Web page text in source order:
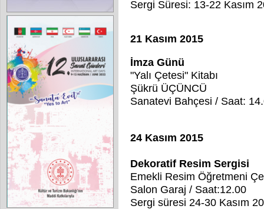
Sergi Süresi: 13-22 Kasım
21 Kasım 2015
İmza Günü
"Yalı Çetesi" Kitabı
Şükrü ÜÇÜNCÜ
Sanatevi Bahçesi / Saat:
24 Kasım 2015
Dekoratif Resim Sergisi
Emekli Resim Öğretmeni
Salon Garaj / Saat:12.00
Sergi süresi 24-30 Kasım